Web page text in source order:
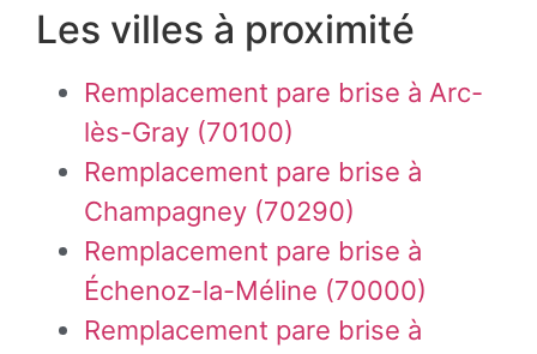
Les villes à proximité
Remplacement pare brise à Arc-
lès-Gray (70100)
Remplacement pare brise à
Champagney (70290)
Remplacement pare brise à
Échenoz-la-Méline (70000)
Remplacement pare brise à